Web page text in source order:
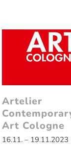
Artelier
Art Cologne
16.11. – 19.11.2023